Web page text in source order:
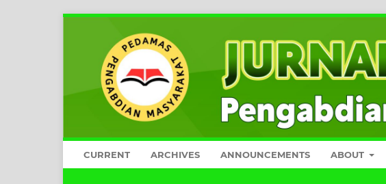
CURRENT ARCHIVES ANNOUNCEMENTS ABOUT